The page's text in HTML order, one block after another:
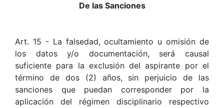
De las Sanciones
Art. 15 - La falsedad, ocultamiento u omisión de
los datos y/o documentación, será causal
suficiente para la exclusión del aspirante por el
término de dos (2) años, sin perjuicio de las
sanciones que puedan corresponder por la
aplicación del régimen disciplinario respectivo